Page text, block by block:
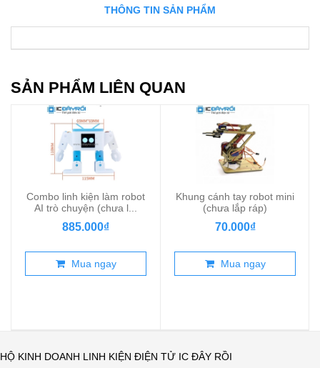
THÔNG TIN SẢN PHẨM
SẢN PHẨM LIÊN QUAN
Combo linh kiện làm robot
AI trò chuyện (chưa l...
885.000₫
Mua ngay
Khung cánh tay robot mini
(chưa lắp ráp)
70.000₫
Mua ngay
HỘ KINH DOANH LINH KIỆN ĐIỆN TỬ IC ĐÂY RỒI